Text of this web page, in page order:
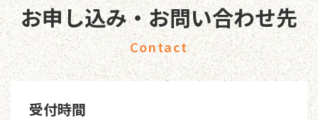
お申し込み・お問い合わせ先
Contact
受付時間